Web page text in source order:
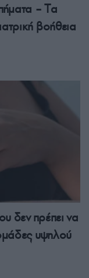
– Tα
βοήθεια
δεν πρέπει να
υψηλού